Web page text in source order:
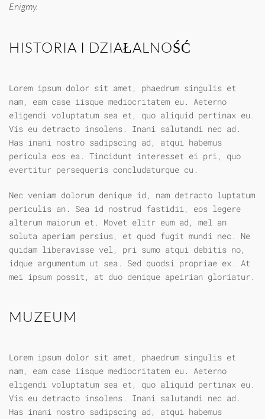
Enigmy.
HISTORIA I DZIAŁALNOŚĆ
Lorem ipsum dolor sit amet, phaedrum singulis et
nam, eam case iisque mediocritatem eu. Aeterno
eligendi voluptatum sea et, quo aliquid pertinax eu.
Vis eu detracto insolens. Inani salutandi nec ad.
Has inani nostro sadipscing ad, atqui habemus
pericula eos ea. Tincidunt interesset ei pri, quo
evertitur persequeris concludaturque cu.
Nec veniam dolorum denique id, nam detracto luptatum
periculis an. Sea id nostrud fastidii, eos legere
alterum maiorum et. Movet elitr eum ad, mel an
soluta aperiam persius, et quod fugit mundi nec. Ne
quidam liberavisse vel, pri sumo atqui debitis no,
idque argumentum ut sea. Sed quodsi propriae ex. At
mei ipsum possit, at duo denique apeirian gloriatur.
MUZEUM
Lorem ipsum dolor sit amet, phaedrum singulis et
nam, eam case iisque mediocritatem eu. Aeterno
eligendi voluptatum sea et, quo aliquid pertinax eu.
Vis eu detracto insolens. Inani salutandi nec ad.
Has inani nostro sadipscing ad, atqui habemus